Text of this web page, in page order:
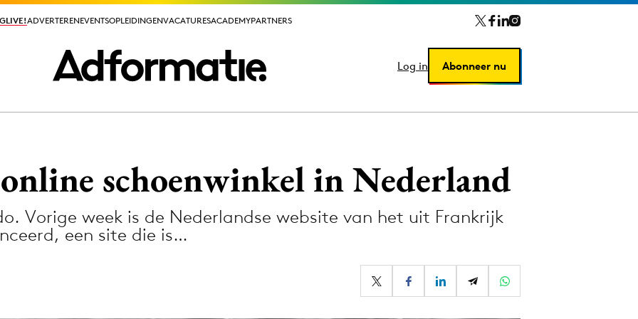
ADVERTERENEVENTSOPLEIDINGENVACATURESACADEMYPARTNERS
Log in Abonneer nu
ADVERTERENEVENTSOPLEIDINGENVACATURESACADEMYPARTNERS
Log in Abonneer nu
schoenwinkel in Nederland
Vorige week is de Nederlandse website van het uit Frankrijk
een site die is…